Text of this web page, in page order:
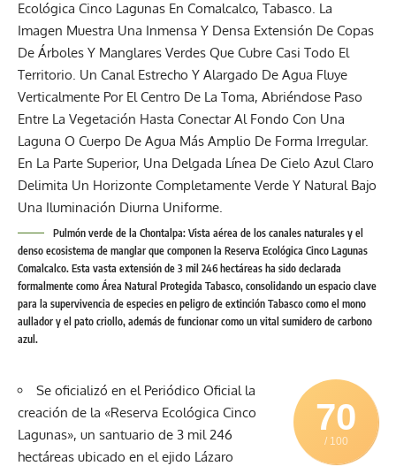
Pulmón verde de la Chontalpa: Vista aérea de los canales naturales y el
denso ecosistema de manglar que componen la Reserva Ecológica Cinco Lagunas
Comalcalco. Esta vasta extensión de 3 mil 246 hectáreas ha sido declarada
formalmente como Área Natural Protegida Tabasco, consolidando un espacio clave
para la supervivencia de especies en peligro de extinción Tabasco como el mono
aullador y el pato criollo, además de funcionar como un vital sumidero de carbono
azul.
70
/ 100
Se oficializó en el Periódico Oficial la
creación de la «Reserva Ecológica Cinco
Lagunas», un santuario de 3 mil 246
hectáreas ubicado en el ejido Lázaro